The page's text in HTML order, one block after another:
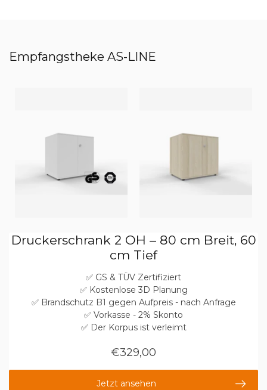
Empfangstheke AS-LINE
Druckerschrank 2 OH – 80 cm Breit, 60
cm Tief
✅ GS & TÜV Zertifiziert
✅ Kostenlose 3D Planung
✅ Brandschutz B1 gegen Aufpreis - nach Anfrage
✅ Vorkasse - 2% Skonto
✅ Der Korpus ist verleimt
€329,00
Jetzt ansehen